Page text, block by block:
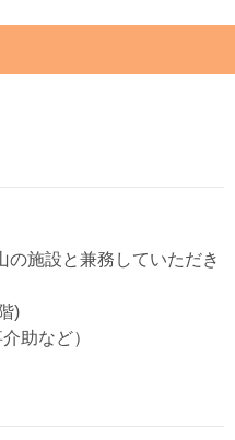
施設と兼務していただき
)
助など）